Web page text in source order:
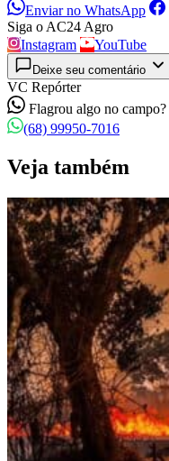
Enviar no WhatsApp
Siga o AC24 Agro
Instagram
YouTube
Deixe seu comentário
VC Repórter
Flagrou algo no
(68) 99950-7016
Veja também